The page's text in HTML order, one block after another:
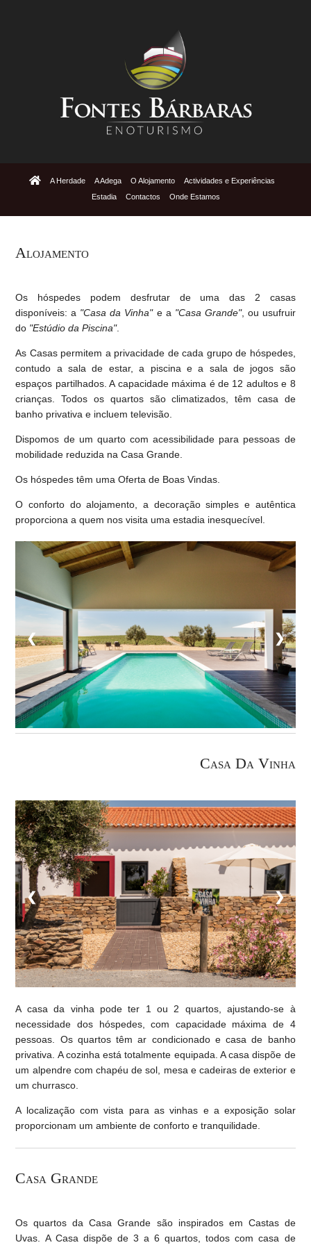
A Herdade A Adega O Alojamento
Actividades e Experiências
Estadia
Contactos Onde Estamos
Alojamento
Os hóspedes podem desfrutar de uma das 2 casas
disponíveis: a "Casa da Vinha"e a "Casa Grande", ou usufruir
do "Estúdio da Piscina".
As Casas permitem a privacidade de cada grupo de hóspedes,
contudo a sala de estar, a piscina e a sala de jogos são
espaços partilhados. A capacidade máxima é de 12 adultos e 8
crianças. Todos os quartos são climatizados, têm casa de
banho privativa e incluem televisão.
Dispomos de um quarto com acessibilidade para pessoas de
mobilidade reduzida na Casa Grande.
Os hóspedes têm uma Oferta de Boas Vindas.
O conforto do alojamento, a decoração simples e autêntica
proporciona a quem nos visita uma estadia inesquecível.
❮ ❯
Casa Da Vinha
❮ ❯
A casa da vinha pode ter 1 ou 2 quartos, ajustando-se à
necessidade dos hóspedes, com capacidade máxima de 4
pessoas. Os quartos têm ar condicionado e casa de banho
privativa. A cozinha está totalmente equipada. A casa dispõe de
um alpendre com chapéu de sol, mesa e cadeiras de exterior e
um churrasco.
A localização com vista para as vinhas e a exposição solar
proporcionam um ambiente de conforto e tranquilidade.
Casa Grande
Os quartos da Casa Grande são inspirados em Castas de
Uvas. A Casa dispõe de 3 a 6 quartos, todos com casa de